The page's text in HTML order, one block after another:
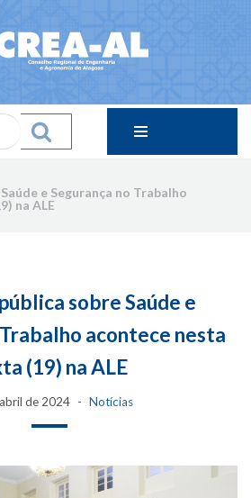
e Segurança no Trabalho
na ALE
sobre Saúde e
acontece nesta
(19) na ALE
de 2024 Notícias